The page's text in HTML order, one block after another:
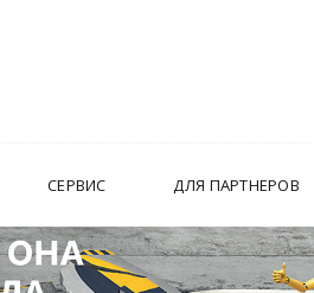
СЕРВИС ДЛЯ ПАРТНЕРОВ